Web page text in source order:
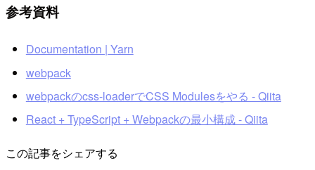
参考資料
Documentation | Yarn
webpack
webpackのcss-loaderでCSS Modulesをやる - Qiita
React + TypeScript + Webpackの最小構成 - Qiita
この記事をシェアする